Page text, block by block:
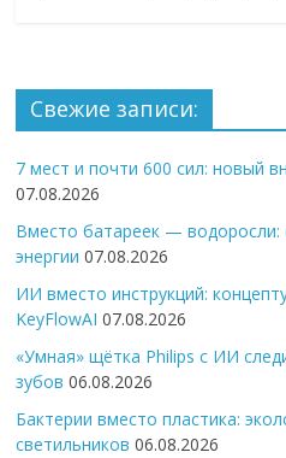
Свежие записи:
7 мест и почти 600 сил: новый
07.08.2026
Вместо батареек — водоросли:
энергии 07.08.2026
ИИ вместо инструкций:
KeyFlowAI 07.08.2026
«Умная» щётка Philips с ИИ
зубов 06.08.2026
Бактерии вместо пластика:
светильников 06.08.2026